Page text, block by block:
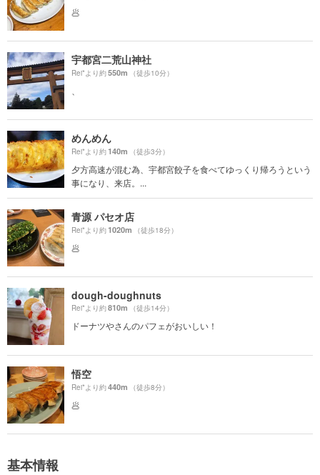
🥟
宇都宮二荒山神社
Rei*より約550m （徒歩10分）
めんめん
Rei*より約140m （徒歩3分）
夕方高速が混む為、宇都宮餃子を食べてゆっくり帰ろうという
事になり、来店。...
青源 パセオ店
Rei*より約1020m （徒歩18分）
🥟
dough-doughnuts
Rei*より約810m （徒歩14分）
ドーナツやさんのパフェがおいしい！
悟空
Rei*より約440m （徒歩8分）
🥟
基本情報